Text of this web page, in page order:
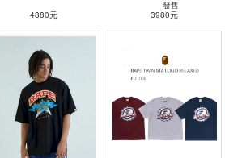
4880元
發售
3980元